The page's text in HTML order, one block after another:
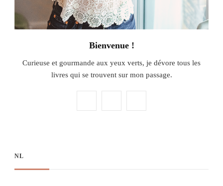
Bienvenue !
Curieuse et gourmande aux yeux verts, je dévore tous les
livres qui se trouvent sur mon passage.
NL